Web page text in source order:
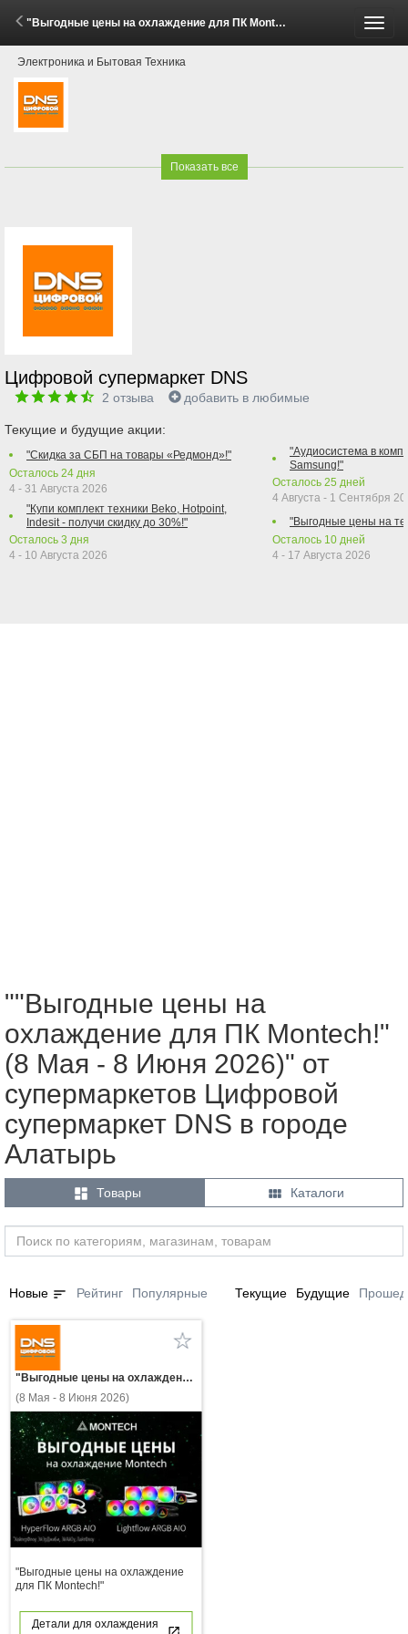
"Выгодные цены на охлаждение для ПК Montech!" (8 Мая - 8 Июня 2026)
Электроника и Бытовая Техника
Показать все
Цифровой супермаркет DNS
2 отзыва добавить в любимые
Текущие и будущие акции:
"Скидка за СБП на товары «Редмонд»!"
Осталось 24 дня
4 - 31 Августа 2026
"Купи комплект техники Beko, Hotpoint,
Indesit - получи скидку до 30%!"
Осталось 3 дня
4 - 10 Августа 2026
"Аудиосистема в
Samsung!"
Осталось 25 дней
4 Августа - 1 Сентября
"Выгодные цены на
Осталось 10 дней
4 - 17 Августа 2026
""Выгодные цены на
охлаждение для ПК Montech!"
(8 Мая - 8 Июня 2026)" от
супермаркетов Цифровой
супермаркет DNS в городе
Алатырь
 Товары  Каталоги
Новые sort Рейтинг Популярные Текущие Будущие
"Выгодные цены на охлаждение для ПК Montech!"
(8 Мая - 8 Июня 2026)
"Выгодные цены на охлаждение
для ПК Montech!"
Детали для охлаждения